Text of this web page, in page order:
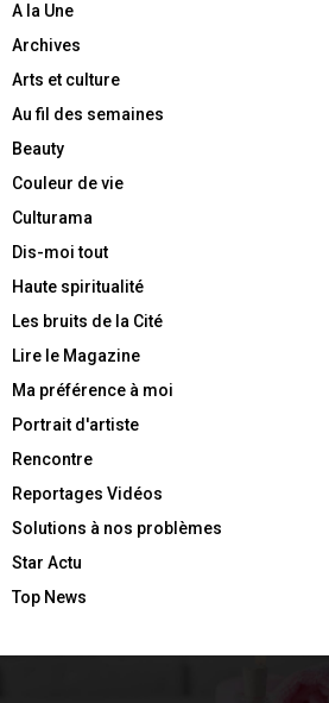
A la Une
Archives
Arts et culture
Au fil des semaines
Beauty
Couleur de vie
Culturama
Dis-moi tout
Haute spiritualité
Les bruits de la Cité
Lire le Magazine
Ma préférence à moi
Portrait d'artiste
Rencontre
Reportages Vidéos
Solutions à nos problèmes
Star Actu
Top News